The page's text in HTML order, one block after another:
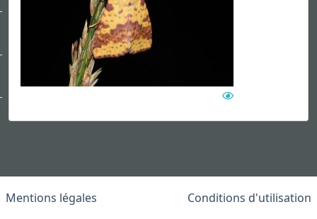
Mentions légales Conditions d'utilisation